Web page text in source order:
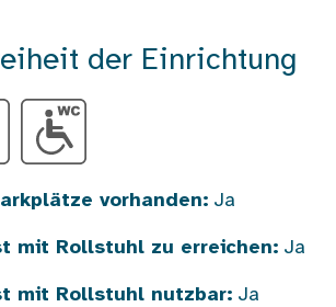
der Einrichtung
vorhanden: Ja
mit Rollstuhl zu erreichen: Ja
mit Rollstuhl nutzbar: Ja